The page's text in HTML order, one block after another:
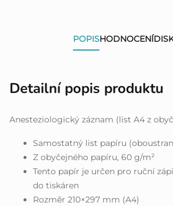
POPISHODNOCENÍ
Detailní popis produktu
Anesteziologický záznam (list A4 z
Samostatný list papíru
Z obyčejného papíru, 60 g/m²
Tento papír je určen pro ruční
do tiskáren
Rozměr 210×297 mm (A4)